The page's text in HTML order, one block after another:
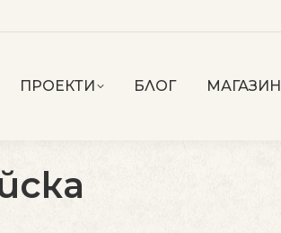
ПРОЕКТИ БЛОГ МАГАЗИН